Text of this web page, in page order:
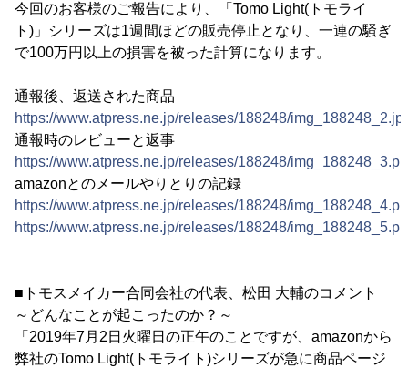
今回のお客様のご報告により、「Tomo Light(トモライ
ト)」シリーズは1週間ほどの販売停止となり、一連の騒ぎ
で100万円以上の損害を被った計算になります。
通報後、返送された商品
https://www.atpress.ne.jp/releases/188248/
通報時のレビューと返事
https://www.atpress.ne.jp/releases/188248/
amazonとのメールやりとりの記録
https://www.atpress.ne.jp/releases/188248/
https://www.atpress.ne.jp/releases/188248/
■トモスメイカー合同会社の代表、松田 大輔のコメント
～どんなことが起こったのか？～
「2019年7月2日火曜日の正午のことですが、amazonから
弊社のTomo Light(トモライト)シリーズが急に商品ページ